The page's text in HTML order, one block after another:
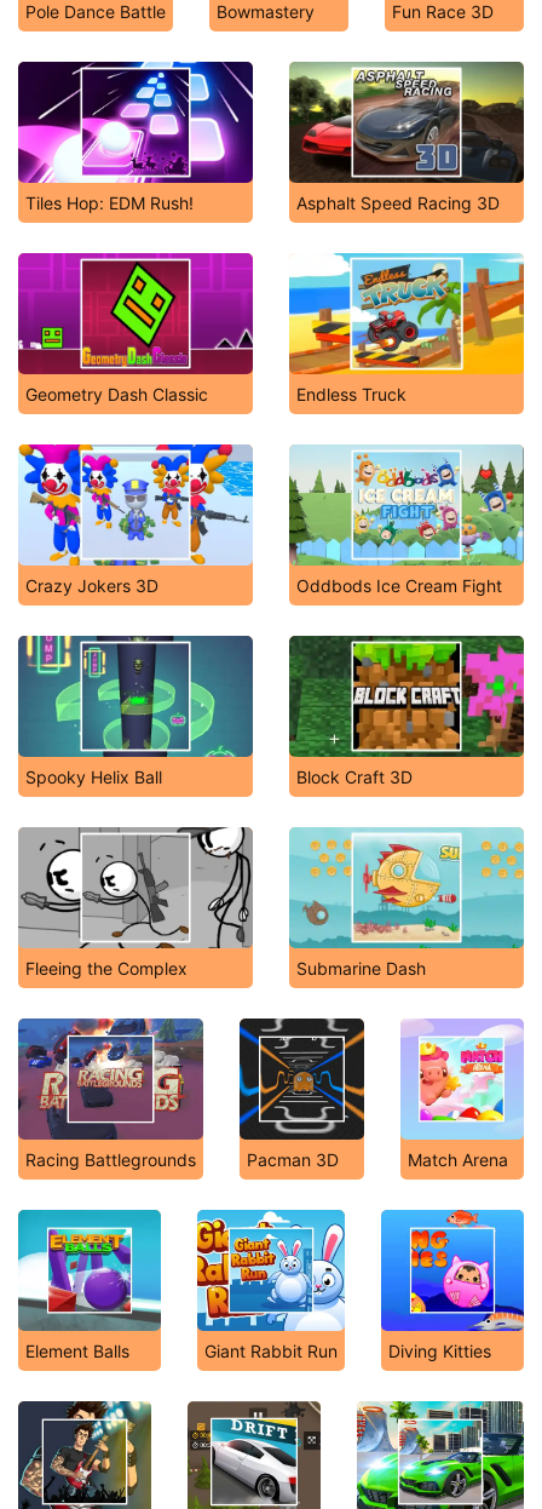
Pole Dance Battle Bowmastery Fun Race 3D
Tiles Hop: EDM Rush! Asphalt Speed Racing 3D
Geometry Dash Classic Endless Truck
Crazy Jokers 3D Oddbods Ice Cream Fight
Spooky Helix Ball Block Craft 3D
Fleeing the Complex Submarine Dash
Racing Battlegrounds Pacman 3D Match Arena
Element Balls Giant Rabbit Run Diving Kitties